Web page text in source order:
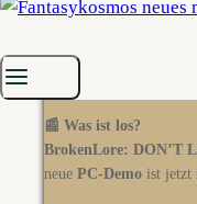
📰 Was ist los?
BrokenLore: DON’T
neue PC-Demo ist jetzt